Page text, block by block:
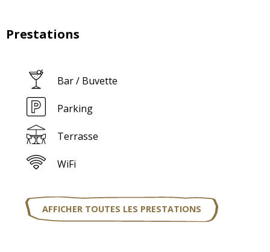
Prestations
Bar / Buvette
Parking
Terrasse
WiFi
AFFICHER TOUTES LES PRESTATIONS